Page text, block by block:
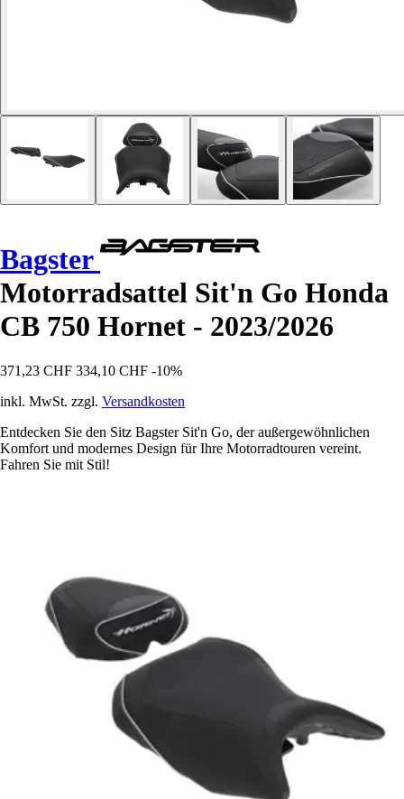
Bagster
Motorradsattel Sit'n Go Honda
CB 750 Hornet - 2023/2026
371,23 CHF 334,10 CHF -10%
inkl. MwSt. zzgl. Versandkosten
Entdecken Sie den Sitz Bagster Sit'n Go, der außergewöhnlichen
Komfort und modernes Design für Ihre Motorradtouren vereint.
Fahren Sie mit Stil!